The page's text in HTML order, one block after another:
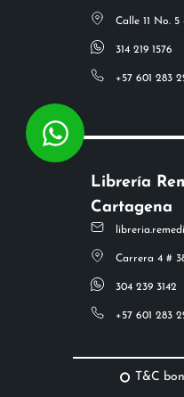
Calle 11 No.
314 219 1576
+57 601 283
Librería
Cartagena
Carrera 4 #
304 239 3142
+57 601 283
T&C